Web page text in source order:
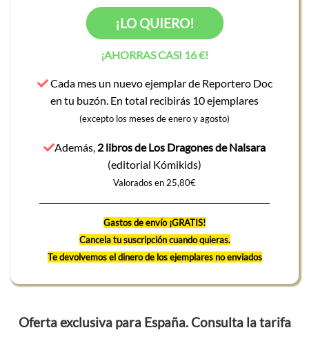
¡LO QUIERO!
¡AHORRAS CASI 16 €!
Cada mes un nuevo ejemplar de Reportero Doc
en tu buzón. En total recibirás 10 ejemplares
(excepto los meses de enero y agosto)
Además, 2 libros de Los Dragones de Nalsara
(editorial Kómikids)
Valorados en 25,80€
Gastos de envío ¡GRATIS!
Cancela tu suscripción cuando quieras.
Te devolvemos el dinero de los ejemplares no enviados
Oferta exclusiva para España. Consulta la tarifa